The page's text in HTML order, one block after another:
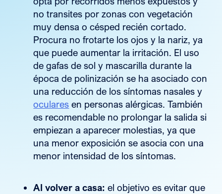
no transites por zonas con vegetación
muy densa o césped recién cortado.
Procura no frotarte los ojos y la nariz, ya
que puede aumentar la irritación. El uso
de gafas de sol y mascarilla durante la
época de polinización se ha asociado con
una reducción de los síntomas nasales y
oculares en personas alérgicas. También
es recomendable no prolongar la salida si
empiezan a aparecer molestias, ya que
una menor exposición se asocia con una
menor intensidad de los síntomas.
Al volver a casa: el objetivo es evitar que